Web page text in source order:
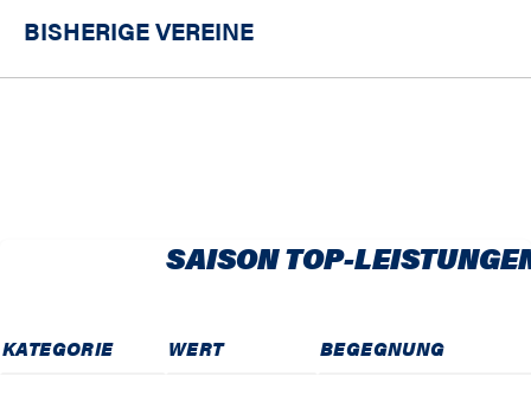
BISHERIGE VEREINE
SAISON TOP-
KATEGORIE WERT BEGEGNUNG